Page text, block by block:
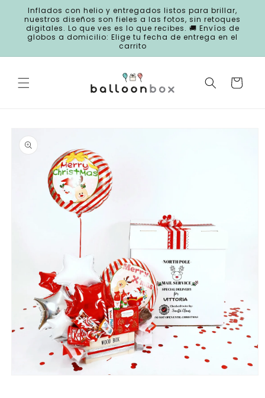
directamente
al contenido
Inflados con helio y entregados listos para brillar,
nuestros diseños son fieles a las fotos, sin retoques
digitales. Lo que ves es lo que recibes. 🚚 Envíos de
globos a domicilio: Elige tu fecha de entrega en el
carrito
Carrito
a la
información
del producto